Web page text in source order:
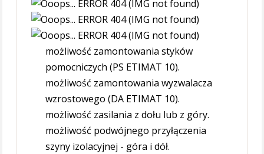
możliwość zamontowania styków
pomocniczych (PS ETIMAT 10).
możliwość zamontowania wyzwalacza
wzrostowego (DA ETIMAT 10).
możliwość zasilania z dołu lub z góry.
możliwość podwójnego przyłączenia
szyny izolacyjnej - góra i dół.